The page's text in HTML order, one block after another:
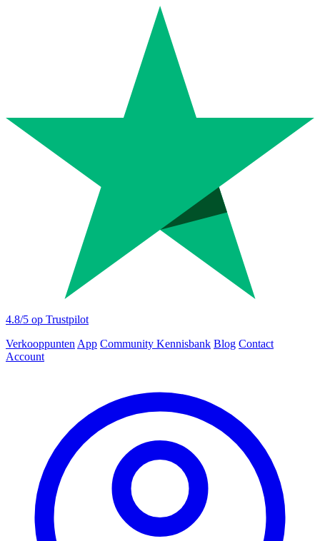
4.8/5 op Trustpilot
Verkooppunten App Community Kennisbank Blog Contact
Account